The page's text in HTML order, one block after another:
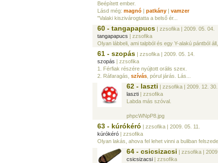
Beépített ember.
Lásd még: magnó | patkány | vamzer
"Valaki kiszivárogtatta a belső ér...
60 - tangapapucs | zzsofika | 2009. 05. 04.
tangapapucs | zzsofika
Olyan lábbeli, ami talpból és egy Y-alakú pántból
61 - szopás | zzsofika | 2009. 05. 14.
szopás | zzsofika
1. Férfiak részére nyújtott orális szex.
2. Ráfaragás, szívás , pórul járás. Lás...
62 - laszti | zzsofika | 2009. 12. 30.
laszti | zzsofika
Labda más szóval.
phpcWNpP8.jpg
63 - kúrókéró | zzsofika | 2009. 05. 11.
kúrókéró | zzsofika
Olyan lakás, ahova fel lehet vinni a buliban
64 - csicsizacsi | zzsofika |
csicsizacsi | zzsofika